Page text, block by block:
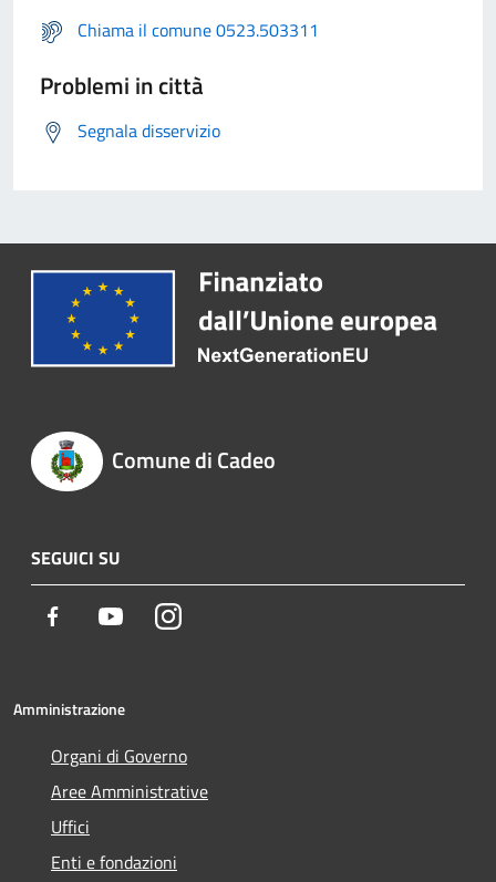
Chiama il comune 0523.503311
Problemi in città
Segnala disservizio
Comune di Cadeo
SEGUICI SU
Facebook YoutubeInstagram
Amministrazione
Organi di Governo
Aree Amministrative
Uffici
Enti e fondazioni